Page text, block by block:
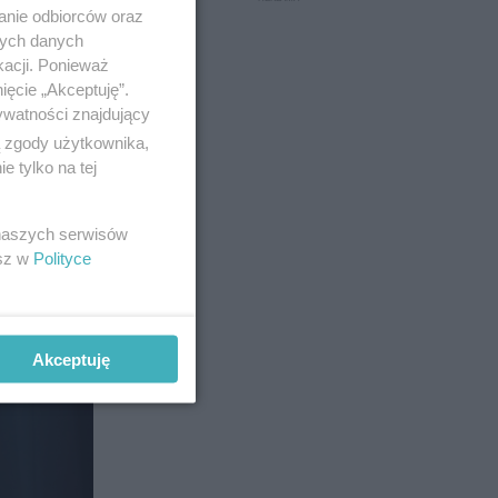
,
odbiorców oraz
danych
Ponieważ
„Akceptuję”.
znajdujący
użytkownika,
tylko na tej
serwisów
w Polityce
Akceptuję